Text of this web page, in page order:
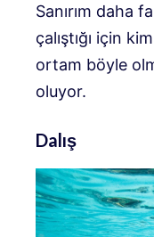
Sanırım daha
çalıştığı için
ortam böyle
oluyor.
Dalış